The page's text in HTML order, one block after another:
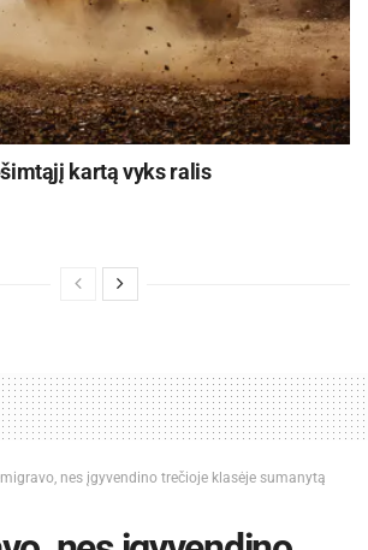
kartą vyks ralis
nes įgyvendino trečioje klasėje sumanytą